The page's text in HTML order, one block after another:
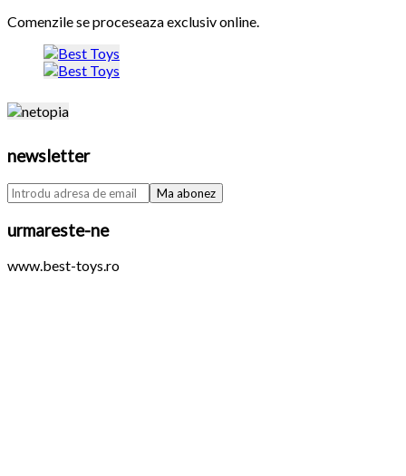
Comenzile se proceseaza exclusiv online.
newsletter
urmareste-ne
www.best-toys.ro